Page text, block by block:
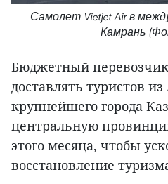
Самолет Vietjet Air в
Камрань
Бюджетный
доставлять туристов
крупнейшего города
центральную
этого месяца, чтобы
восстановление